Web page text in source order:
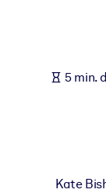
5 min.
Kate